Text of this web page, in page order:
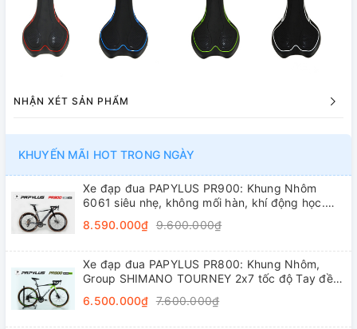
NHẬN XÉT SẢN PHẨM
KHUYẾN MÃI HOT TRONG NGÀY
Xe đạp đua PAPYLUS PR900: Khung Nhôm
6061 siêu nhẹ, không mối hàn, khí động học.
trục rỗng, líp thả
8.590.000₫ 9.600.000₫
Xe đạp đua PAPYLUS PR800: Khung Nhôm,
Group SHIMANO TOURNEY 2x7 tốc độ Tay đề
700x28C
6.500.000₫ 7.600.000₫